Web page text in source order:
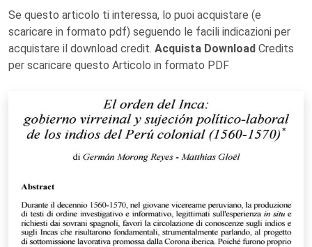
Se questo articolo ti interessa, lo puoi acquistare (e
scaricare in formato pdf) seguendo le facili indicazioni per
acquistare il download credit. Acquista Download Credits
per scaricare questo Articolo in formato PDF